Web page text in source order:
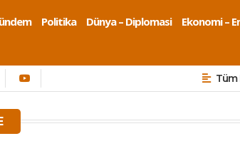
Politika Dünya – Diplomasi Ekonomi –
Tüm